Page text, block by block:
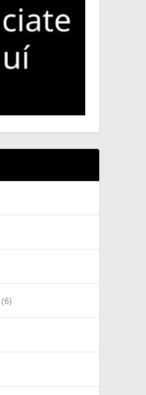
(6)